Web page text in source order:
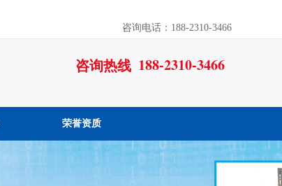
咨询电话：188-2310-3466
咨询热线 188-2310-3466
荣誉资质